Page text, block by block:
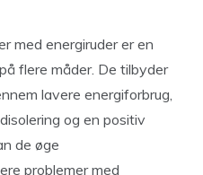
med energiruder er en
flere måder. De tilbyder
lavere energiforbrug,
og en positiv
de øge
problemer med